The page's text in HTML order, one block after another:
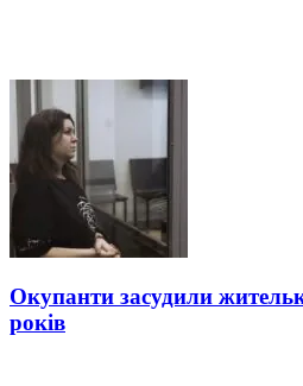
Окупанти засудили
років